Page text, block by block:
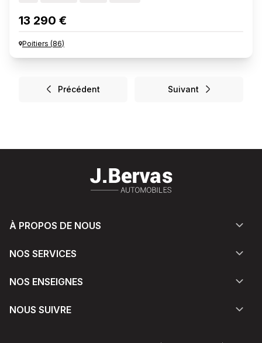
13 290 €
Poitiers (86)
Précédent Suivant
À PROPOS DE NOUS
NOS SERVICES
NOS ENSEIGNES
NOUS SUIVRE